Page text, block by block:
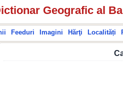
Geografic al
Feeduri Imagini Hărţi Localități